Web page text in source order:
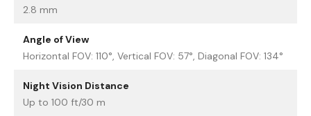
2.8 mm
Angle of View
Horizontal FOV: 110°, Vertical FOV: 57°, Diagonal FOV: 134°
Night Vision Distance
Up to 100 ft/30 m